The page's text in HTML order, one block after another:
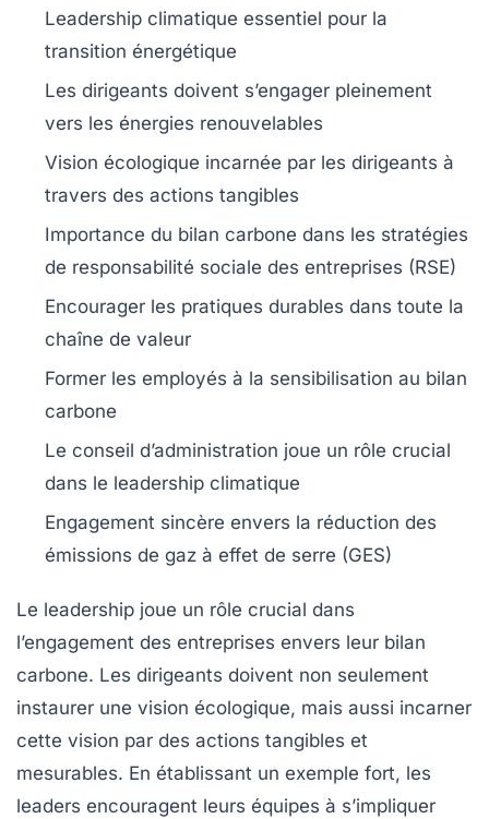
Leadership climatique essentiel pour la
transition énergétique
Les dirigeants doivent s’engager pleinement
vers les énergies renouvelables
Vision écologique incarnée par les dirigeants à
travers des actions tangibles
Importance du bilan carbone dans les stratégies
de responsabilité sociale des entreprises (RSE)
Encourager les pratiques durables dans toute la
chaîne de valeur
Former les employés à la sensibilisation au bilan
carbone
Le conseil d’administration joue un rôle crucial
dans le leadership climatique
Engagement sincère envers la réduction des
émissions de gaz à effet de serre (GES)
Le leadership joue un rôle crucial dans
l’engagement des entreprises envers leur bilan
carbone. Les dirigeants doivent non seulement
instaurer une vision écologique, mais aussi incarner
cette vision par des actions tangibles et
mesurables. En établissant un exemple fort, les
leaders encouragent leurs équipes à s’impliquer